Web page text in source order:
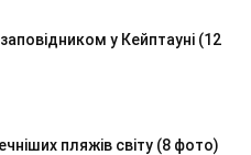
у Кейптауні (12
пляжів світу (8 фото)